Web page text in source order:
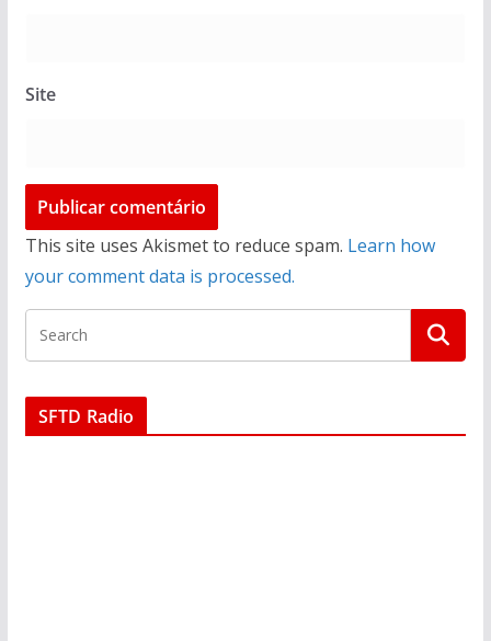
Site
This site uses Akismet to reduce spam. Learn how
your comment data is processed.
SFTD Radio